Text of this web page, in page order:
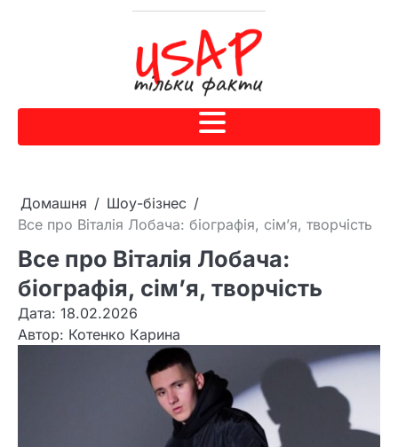
Домашня
Шоу-бізнес
Все про Віталія Лобача: біографія, сім’я, творчість
Все про Віталія Лобача:
біографія, сім’я, творчість
Дата: 18.02.2026
Автор: Котенко Карина